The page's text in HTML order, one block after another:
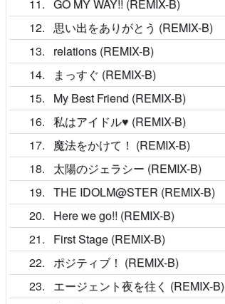
11
GO MY WAY!! (REMIX-B)
12
思い出をありがとう (REMIX-B)
13
relations (REMIX-B)
14
まっすぐ (REMIX-B)
15
My Best Friend (REMIX-B)
16
私はアイドル♥ (REMIX-B)
17
魔法をかけて！ (REMIX-B)
18
太陽のジェラシー (REMIX-B)
19
THE IDOLM@STER (REMIX-B)
20
Here we go!! (REMIX-B)
21
First Stage (REMIX-B)
22
ポジティブ！ (REMIX-B)
23
エージェント夜を往く (REMIX-B)